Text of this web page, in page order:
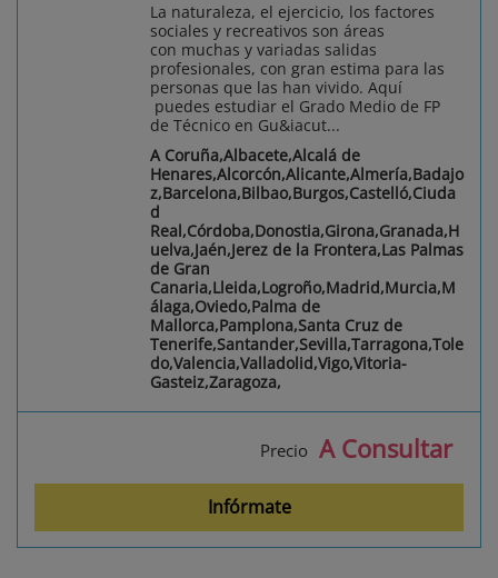
La naturaleza, el ejercicio, los factores
sociales y recreativos son áreas
con muchas y variadas salidas
profesionales, con gran estima para las
personas que las han vivido. Aquí
puedes estudiar el Grado Medio de FP
de Técnico en Gu&iacut...
A Coruña,Albacete,Alcalá de
Henares,Alcorcón,Alicante,Almería,Badajo
z,Barcelona,Bilbao,Burgos,Castelló,Ciuda
d
Real,Córdoba,Donostia,Girona,Granada,H
uelva,Jaén,Jerez de la Frontera,Las Palmas
de Gran
Canaria,Lleida,Logroño,Madrid,Murcia,M
álaga,Oviedo,Palma de
Mallorca,Pamplona,Santa Cruz de
Tenerife,Santander,Sevilla,Tarragona,Tole
do,Valencia,Valladolid,Vigo,Vitoria-
Gasteiz,Zaragoza,
Precio A Consultar
Infórmate